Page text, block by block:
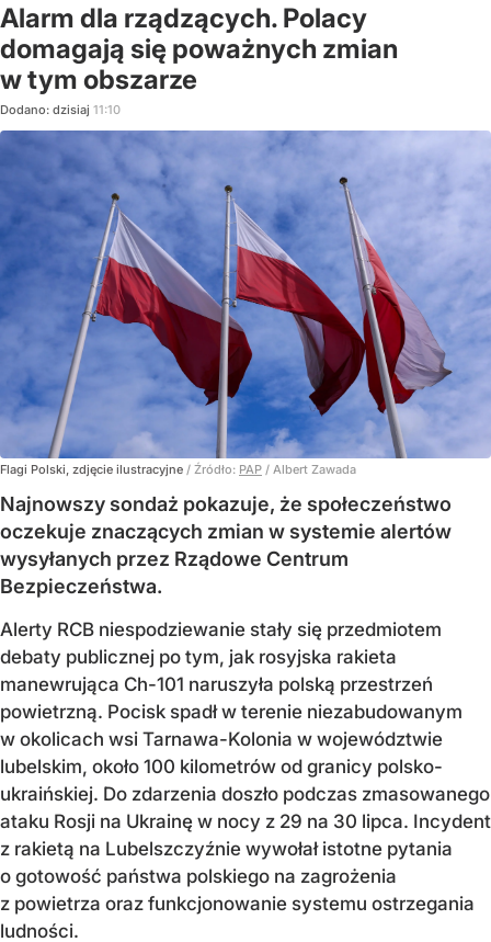
Alarm dla rządzących. Polacy
domagają się poważnych zmian
w tym obszarze
Dodano: dzisiaj 11:10
Flagi Polski, zdjęcie ilustracyjne / Źródło: PAP / Albert Zawada
Najnowszy sondaż pokazuje, że społeczeństwo
oczekuje znaczących zmian w systemie alertów
wysyłanych przez Rządowe Centrum
Bezpieczeństwa.
Alerty RCB niespodziewanie stały się przedmiotem
debaty publicznej po tym, jak rosyjska rakieta
manewrująca Ch-101 naruszyła polską przestrzeń
powietrzną. Pocisk spadł w terenie niezabudowanym
w okolicach wsi Tarnawa-Kolonia w województwie
lubelskim, około 100 kilometrów od granicy polsko-
ukraińskiej. Do zdarzenia doszło podczas zmasowanego
ataku Rosji na Ukrainę w nocy z 29 na 30 lipca. Incydent
z rakietą na Lubelszczyźnie wywołał istotne pytania
o gotowość państwa polskiego na zagrożenia
z powietrza oraz funkcjonowanie systemu ostrzegania
ludności.